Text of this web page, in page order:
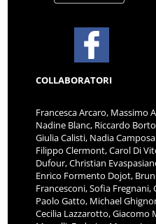
COLLABORATORI
Francesca Arcaro, Massimo
Nadine Blanc, Riccardo
Giulia Calisti, Nadia
Filippo Clermont, Carol Di
Dufour, Christian
Enrico Formento Dojot,
Francesconi, Sofia Fregnani,
Paolo Gatto, Michael
Cecilia Lazzarotto, Giacomo